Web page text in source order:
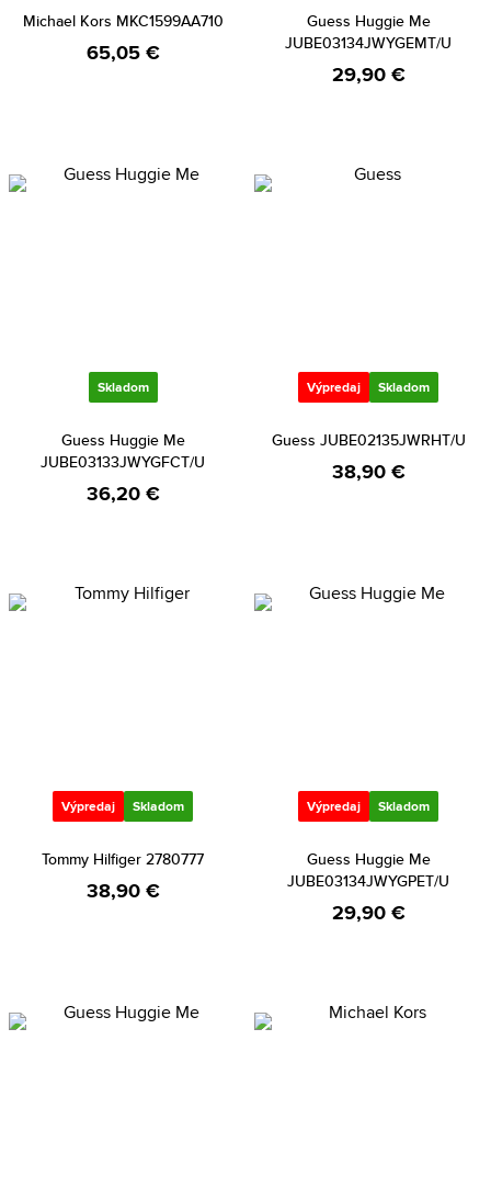
Michael Kors MKC1599AA710
65,05 €
Guess Huggie Me
JUBE03134JWYGEMT/U
29,90 €
Skladom
Guess Huggie Me
JUBE03133JWYGFCT/U
36,20 €
Výpredaj Skladom
Guess JUBE02135JWRHT/U
38,90 €
Výpredaj Skladom
Tommy Hilfiger 2780777
38,90 €
Výpredaj Skladom
Guess Huggie Me
JUBE03134JWYGPET/U
29,90 €